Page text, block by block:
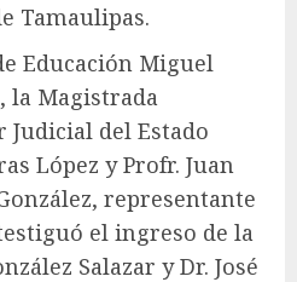
Tamaulipas.
Educación Miguel
la Magistrada
Judicial del Estado
López y Profr. Juan
representante
el ingreso de la
Salazar y Dr. José